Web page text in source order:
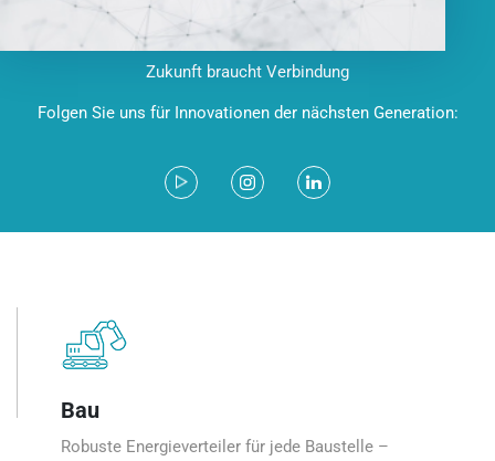
Zukunft braucht Verbindung
Folgen Sie uns für Innovationen der nächsten Generation:
Bau
Robuste Energieverteiler für jede Baustelle –